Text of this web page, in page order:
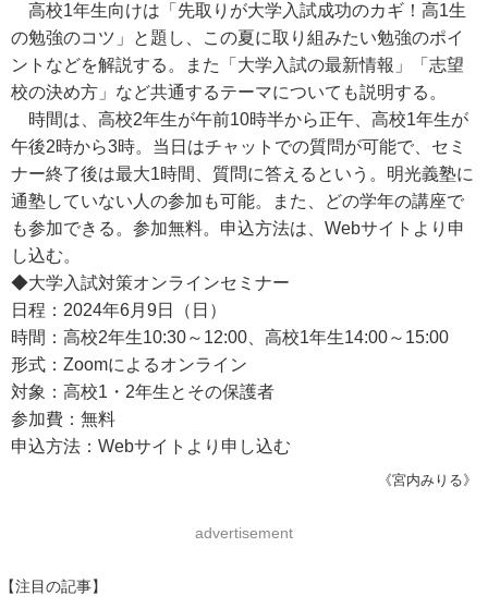
高校1年生向けは「先取りが大学入試成功のカギ！高1生
の勉強のコツ」と題し、この夏に取り組みたい勉強のポイ
ントなどを解説する。また「大学入試の最新情報」「志望
校の決め方」など共通するテーマについても説明する。
時間は、高校2年生が午前10時半から正午、高校1年生が
午後2時から3時。当日はチャットでの質問が可能で、セミ
ナー終了後は最大1時間、質問に答えるという。明光義塾に
通塾していない人の参加も可能。また、どの学年の講座で
も参加できる。参加無料。申込方法は、Webサイトより申
し込む。
◆大学入試対策オンラインセミナー
日程：2024年6月9日（日）
時間：高校2年生10:30～12:00、高校1年生14:00～15:00
形式：Zoomによるオンライン
対象：高校1・2年生とその保護者
参加費：無料
申込方法：Webサイトより申し込む
《宮内みりる》
advertisement
【注目の記事】